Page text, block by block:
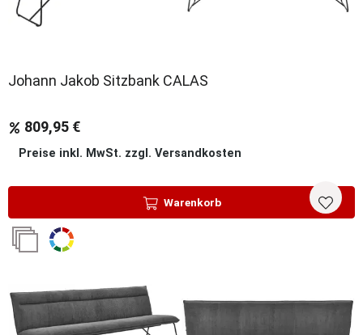
Johann Jakob Sitzbank CALAS
809,95 €
Preise inkl. MwSt. zzgl. Versandkosten
Warenkorb